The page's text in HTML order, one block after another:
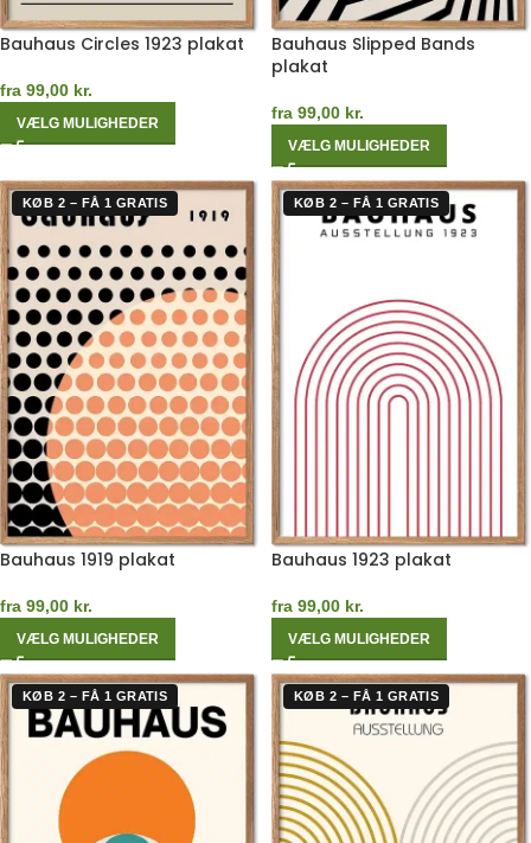
Bauhaus Circles 1923 plakat
fra 99,00 kr.
VÆLG MULIGHEDER
Bauhaus Slipped Bands
plakat
fra 99,00 kr.
VÆLG MULIGHEDER
KØB 2 – FÅ 1 GRATIS
Bauhaus 1919 plakat
fra 99,00 kr.
VÆLG MULIGHEDER
KØB 2 – FÅ 1 GRATIS
Bauhaus 1923 plakat
fra 99,00 kr.
VÆLG MULIGHEDER
KØB 2 – FÅ 1 GRATIS KØB 2 – FÅ 1 GRATIS